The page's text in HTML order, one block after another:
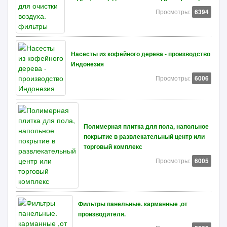
Просмотры: 6394
Насесты из кофейного дерева - производство
Индонезия
Просмотры: 6006
Полимерная плитка для пола, напольное
покрытие в развлекательный центр или
торговый комплекс
Просмотры: 6005
Фильтры панельные. карманные ,от
производителя.